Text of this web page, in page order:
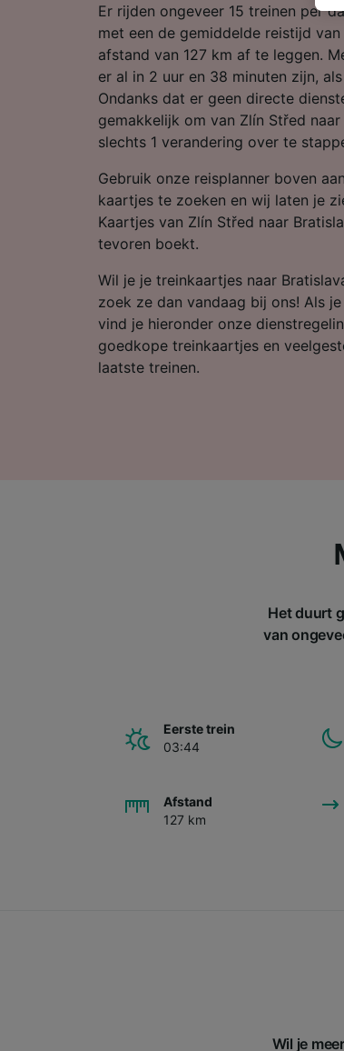
Er rijden ongeveer 15 treinen per
met een de gemiddelde reistijd
afstand van 127 km af te leggen.
er al in 2 uur en 38 minuten zijn,
Ondanks dat er geen directe
gemakkelijk om van Zlín Střed
slechts 1 verandering over te
Gebruik onze reisplanner boven
kaartjes te zoeken en wij laten je
Kaartjes van Zlín Střed naar
tevoren boekt.
Wil je je treinkaartjes naar
zoek ze dan vandaag bij ons! Als
vind je hieronder onze
goedkope treinkaartjes en
laatste treinen.
Het duurt
van
Eerste trein
03:44
Afstand
127 km
Wil je